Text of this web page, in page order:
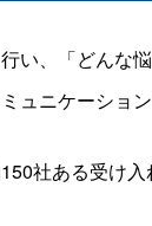
い、「どんな
ュニケーショ
社ある受け